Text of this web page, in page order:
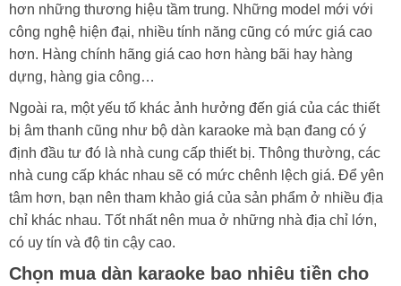
hơn những thương hiệu tầm trung. Những model mới với
công nghệ hiện đại, nhiều tính năng cũng có mức giá cao
hơn. Hàng chính hãng giá cao hơn hàng bãi hay hàng
dựng, hàng gia công…
Ngoài ra, một yếu tố khác ảnh hưởng đến giá của các thiết
bị âm thanh cũng như bộ dàn karaoke mà bạn đang có ý
định đầu tư đó là nhà cung cấp thiết bị. Thông thường, các
nhà cung cấp khác nhau sẽ có mức chênh lệch giá. Để yên
tâm hơn, bạn nên tham khảo giá của sản phẩm ở nhiều địa
chỉ khác nhau. Tốt nhất nên mua ở những nhà địa chỉ lớn,
có uy tín và độ tin cậy cao.
Chọn mua dàn karaoke bao nhiêu tiền cho